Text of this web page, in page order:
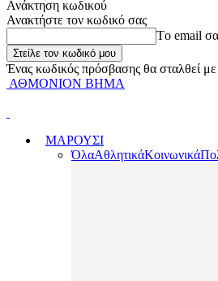
Ανάκτηση κωδικού
Ανακτήστε τον κωδικό σας
Tο email
Ένας κωδικός πρόσβασης θα σταλθεί
ΑΘΜΟΝΙΟΝ ΒΗΜΑ
ΜΑΡΟΥΣΙ
ΌλαΑθλητικάΚοινωνικά